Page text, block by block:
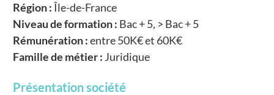
Région :Île-de-France
Niveau de formation : Bac + 5, > Bac + 5
Rémunération :entre 50K€ et 60K€
Famille de métier : Juridique
Présentation société